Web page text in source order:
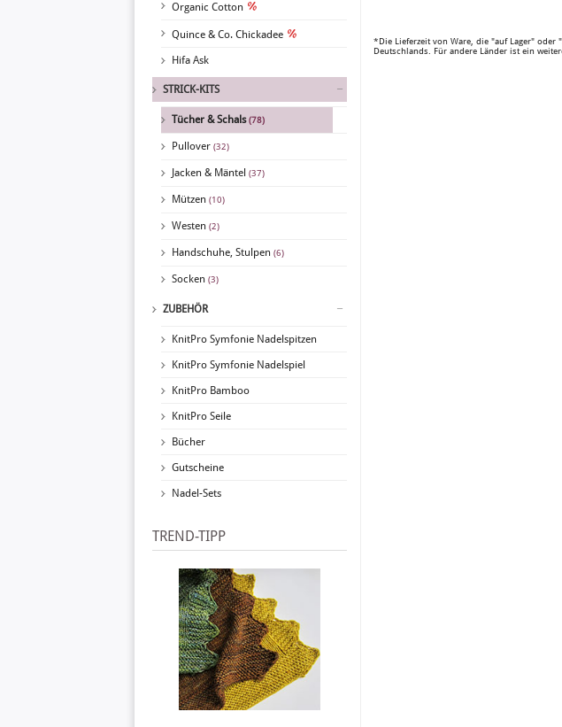
Organic Cotton
Quince & Co. Chickadee
Hifa Ask
STRICK-KITS
Tücher & Schals(78)
Pullover (32)
Jacken & Mäntel (37)
Mützen (10)
Westen (2)
Handschuhe, Stulpen (6)
Socken (3)
ZUBEHÖR
KnitPro Symfonie Nadelspitzen
KnitPro Symfonie Nadelspiel
KnitPro Bamboo
KnitPro Seile
Bücher
Gutscheine
Nadel-Sets
TREND-TIPP
*Die Lieferzeit von Ware, die "auf Lager" oder
Deutschlands. Für andere Länder ist ein